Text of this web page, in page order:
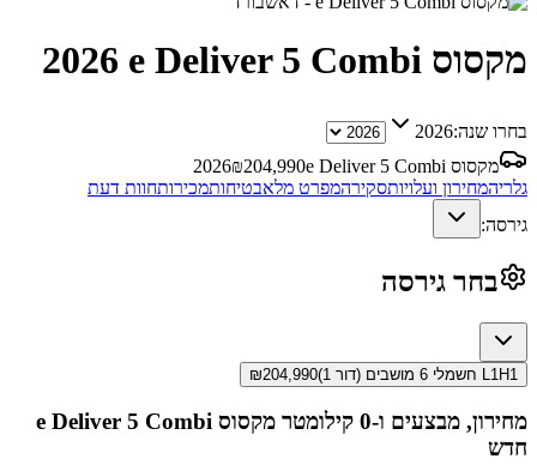
מקסוס e Deliver 5 Combi 2026
בחרו שנה:2026
מקסוס e Deliver 5 Combi
2026₪204,990
גלריהמחירון ועלויותסקירהמפרט מלאבטיחותמכירותחוות דעת
גירסה:
בחר גירסה
L1H1 חשמלי 6 מושבים (דור 1) ₪204,990
מחירון, מבצעים ו-0 קילומטר
מקסוס e Deliver 5 Combi
חדש